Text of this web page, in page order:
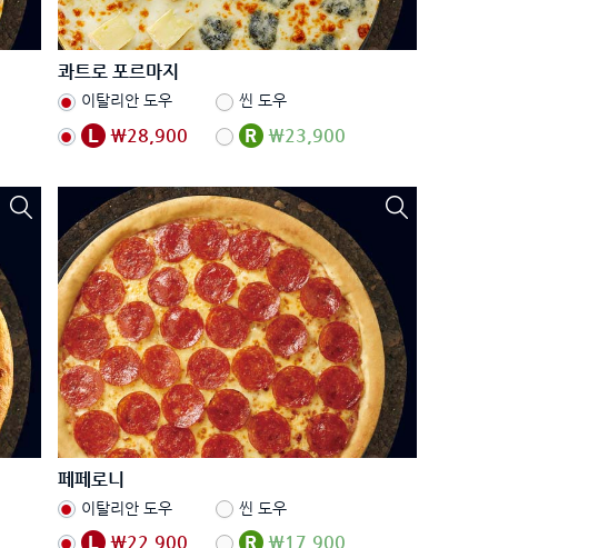
콰트로 포르마지
이탈리안 도우 씬 도우
₩28,900 ₩23,900
페페로니
이탈리안 도우 씬 도우
₩22,900 ₩17,900